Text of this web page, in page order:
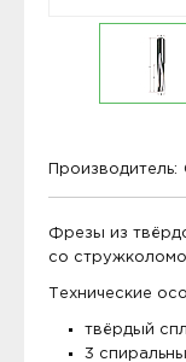
Производитель:
Фрезы из
со
Технические
твёрдый
3